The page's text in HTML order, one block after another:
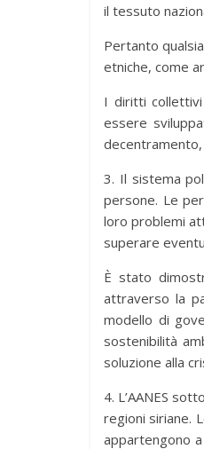
il tessuto
Pertanto
etniche, come
I diritti
essere
3. Il sistema
persone. Le
loro problemi
superare
È stato
attraverso la
modello di
sostenibilità
soluzione alla
4. L’AANES
regioni siriane.
appartengono